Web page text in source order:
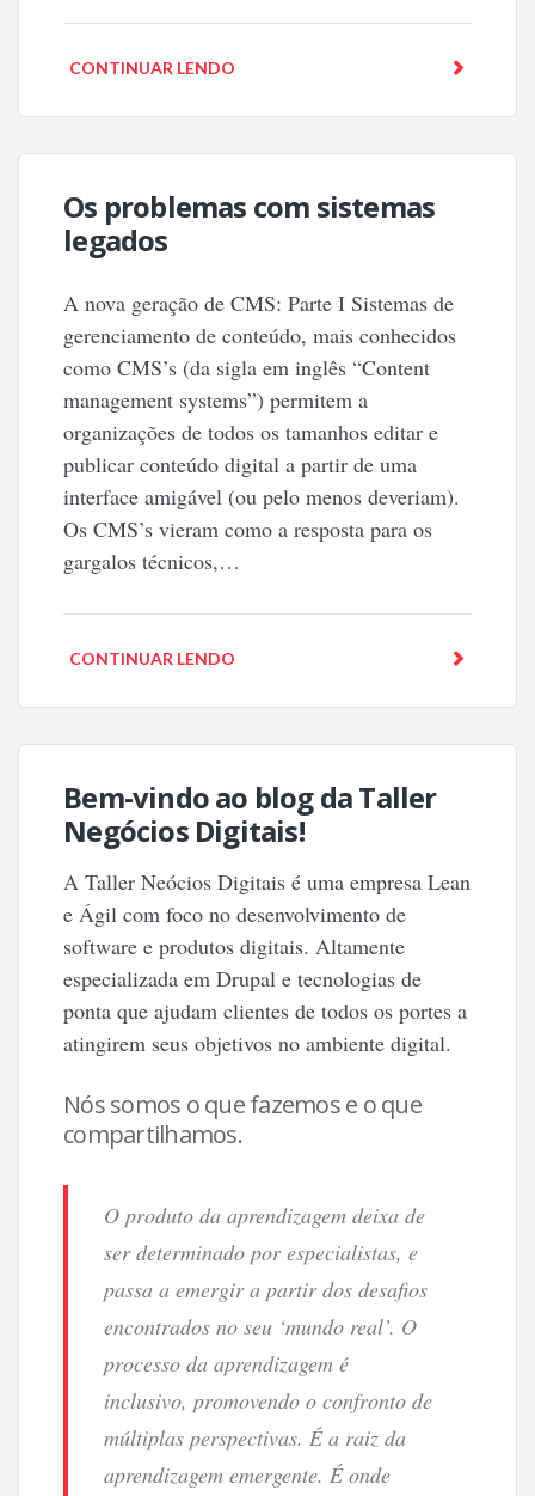
CONTINUAR LENDO
Os problemas com sistemas
legados
A nova geração de CMS: Parte I Sistemas de
gerenciamento de conteúdo, mais conhecidos
como CMS’s (da sigla em inglês “Content
management systems”) permitem a
organizações de todos os tamanhos editar e
publicar conteúdo digital a partir de uma
interface amigável (ou pelo menos deveriam).
Os CMS’s vieram como a resposta para os
gargalos técnicos,…
CONTINUAR LENDO
Bem-vindo ao blog da Taller
Negócios Digitais!
A Taller Neócios Digitais é uma empresa Lean
e Ágil com foco no desenvolvimento de
software e produtos digitais. Altamente
especializada em Drupal e tecnologias de
ponta que ajudam clientes de todos os portes a
atingirem seus objetivos no ambiente digital.
Nós somos o que fazemos e o que
compartilhamos.
O produto da aprendizagem deixa de
ser determinado por especialistas, e
passa a emergir a partir dos desafios
encontrados no seu ‘mundo real’. O
processo da aprendizagem é
inclusivo, promovendo o confronto de
múltiplas perspectivas. É a raiz da
aprendizagem emergente. É onde